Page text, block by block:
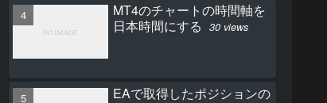
MT4のチャートの時間軸を
日本時間にする
30 views
EAで取得したポジションの